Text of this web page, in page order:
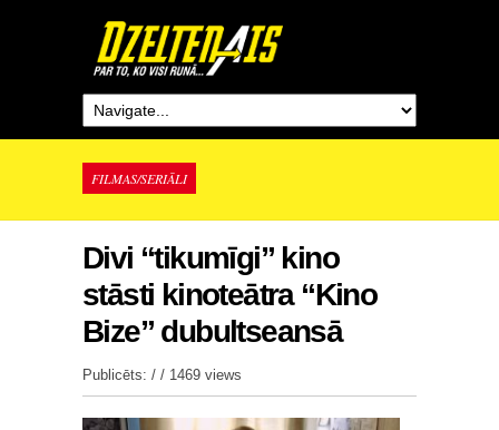
FILMAS/SERIĀLI
Divi “tikumīgi” kino
stāsti kinoteātra “Kino
Bize” dubultseansā
Publicēts: / / 1469 views